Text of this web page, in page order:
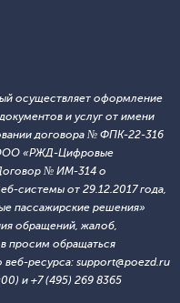
осуществляет оформление
и услуг от имени
договора № ФПК-22-316
ООО «РЖД-Цифровые
№ ИМ-314 о
системы от 29.12.2017 года,
пассажирские решения»
обращений, жалоб,
просим обращаться
веб-ресурса: support@poezd.ru
и +7 (495) 269 8365